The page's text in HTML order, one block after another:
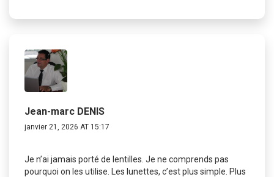
Jean-marc DENIS
janvier 21, 2026 AT 15:17
Je n’ai jamais porté de lentilles. Je ne comprends pas
pourquoi on les utilise. Les lunettes, c’est plus simple. Plus